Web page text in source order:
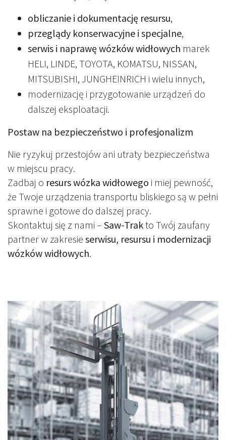
obliczanie i dokumentację resursu,
przeglądy konserwacyjne i specjalne,
serwis i naprawę wózków widłowych marek
HELI, LINDE, TOYOTA, KOMATSU, NISSAN,
MITSUBISHI, JUNGHEINRICH i wielu innych,
modernizację i przygotowanie urządzeń do
dalszej eksploatacji.
Postaw na bezpieczeństwo i profesjonalizm
Nie ryzykuj przestojów ani utraty bezpieczeństwa
w miejscu pracy.
Zadbaj o resurs wózka widłowego i miej pewność,
że Twoje urządzenia transportu bliskiego są w pełni
sprawne i gotowe do dalszej pracy.
Skontaktuj się z nami – Saw-Trakto Twój zaufany
partner w zakresie serwisu, resursu i modernizacji
wózków widłowych.